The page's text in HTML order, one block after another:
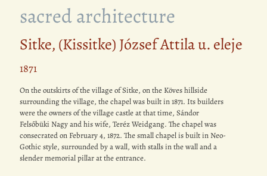
sacred architecture
Sitke, (Kissitke) József Attila u. eleje
1871
On the outskirts of the village of Sitke, on the Köves hillside
surrounding the village, the chapel was built in 1871. Its builders
were the owners of the village castle at that time, Sándor
Felsőbüki Nagy and his wife, Teréz Weidgang. The chapel was
consecrated on February 4, 1872. The small chapel is built in Neo-
Gothic style, surrounded by a wall, with stalls in the wall and a
slender memorial pillar at the entrance.